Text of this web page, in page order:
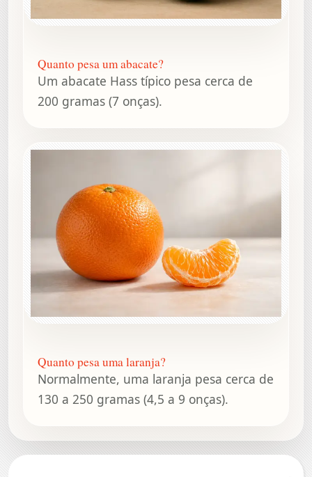
Quanto pesa um abacate?
Um abacate Hass típico pesa cerca de
200 gramas (7 onças).
Quanto pesa uma laranja?
Normalmente, uma laranja pesa cerca de
130 a 250 gramas (4,5 a 9 onças).